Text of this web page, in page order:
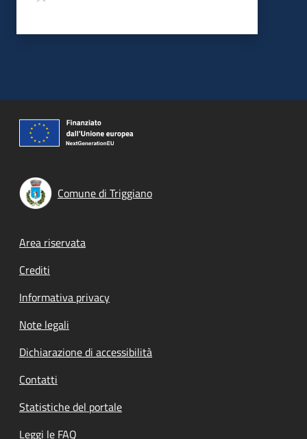
Comune di Triggiano
Footer menu
Area riservata
Crediti
Informativa privacy
Note legali
Dichiarazione di accessibilità
Contatti
Statistiche del portale
Leggi le FAQ